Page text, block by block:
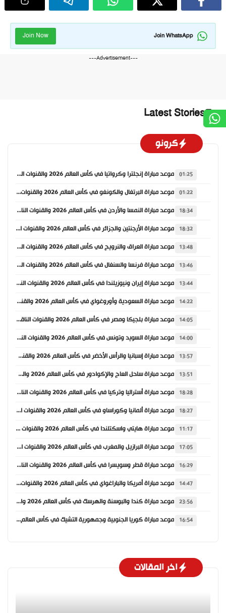
Join WhatsApp
Join Now
---Advertisement---
Latest Stories
كرونو
01:25 موعد مباراة إنجلترا وكرواتيا في كأس العالم 2026 والقنوات الناقلة
01:22 موعد مباراة البرتغال والكونغو في كأس العالم 2026 والقنوات الناقلة
18:34 موعد مباراة النمسا والأردن في كأس العالم 2026 والقنوات الناقلة
18:32 موعد مباراة الأرجنتين والجزائر في كأس العالم 2026 والقنوات الناقلة
13:48 موعد مباراة العراق والنرويج في كأس العالم 2026 والقنوات الناقلة
13:46 موعد مباراة فرنسا والسنغال في كأس العالم 2026 والقنوات الناقلة
13:44 موعد مباراة إيران ونيوزيلندا في كأس العالم 2026 والقنوات الناقلة
14:22 موعد مباراة السعودية وأوروغواي في كأس العالم 2026 والقنوات الناقلة
14:05 موعد مباراة بلجيكا ومصر في كأس العالم 2026 والقنوات الناقلة
14:00 موعد مباراة السويد وتونس في كأس العالم 2026 والقنوات الناقلة
13:57 موعد مباراة إسبانيا والرأس الأخضر في كأس العالم 2026 والقنوات الناقلة
13:51 موعد مباراة ساحل العاج والإكوادور في كأس العالم 2026 والقنوات الناقلة
18:28 موعد مباراة أستراليا وتركيا في كأس العالم 2026 والقنوات الناقلة
18:27 موعد مباراة ألمانيا وكوراساو في كأس العالم 2026 والقنوات الناقلة
11:17 موعد مباراة هايتي واسكتلندا في كأس العالم 2026 والقنوات الناقلة
17:05 موعد مباراة البرازيل والمغرب في كأس العالم 2026 والقنوات الناقلة
16:29 موعد مباراة قطر وسويسرا في كأس العالم 2026 والقنوات الناقلة
14:47 موعد مباراة أمريكا والباراغواي في كأس العالم 2026 والقنوات الناقلة
23:56 موعد مباراة كندا والبوسنة والهرسك في كأس العالم 2026 والقنوات الناقلة
16:54 موعد مباراة كوريا الجنوبية وجمهورية التشيك في كأس العالم 2026 والقنوات الناقلة
اخر المقالات